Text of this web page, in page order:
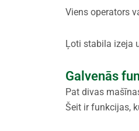
Viens operators
Ļoti stabila izeja
Galvenās
Pat divas
Šeit ir funkcijas,